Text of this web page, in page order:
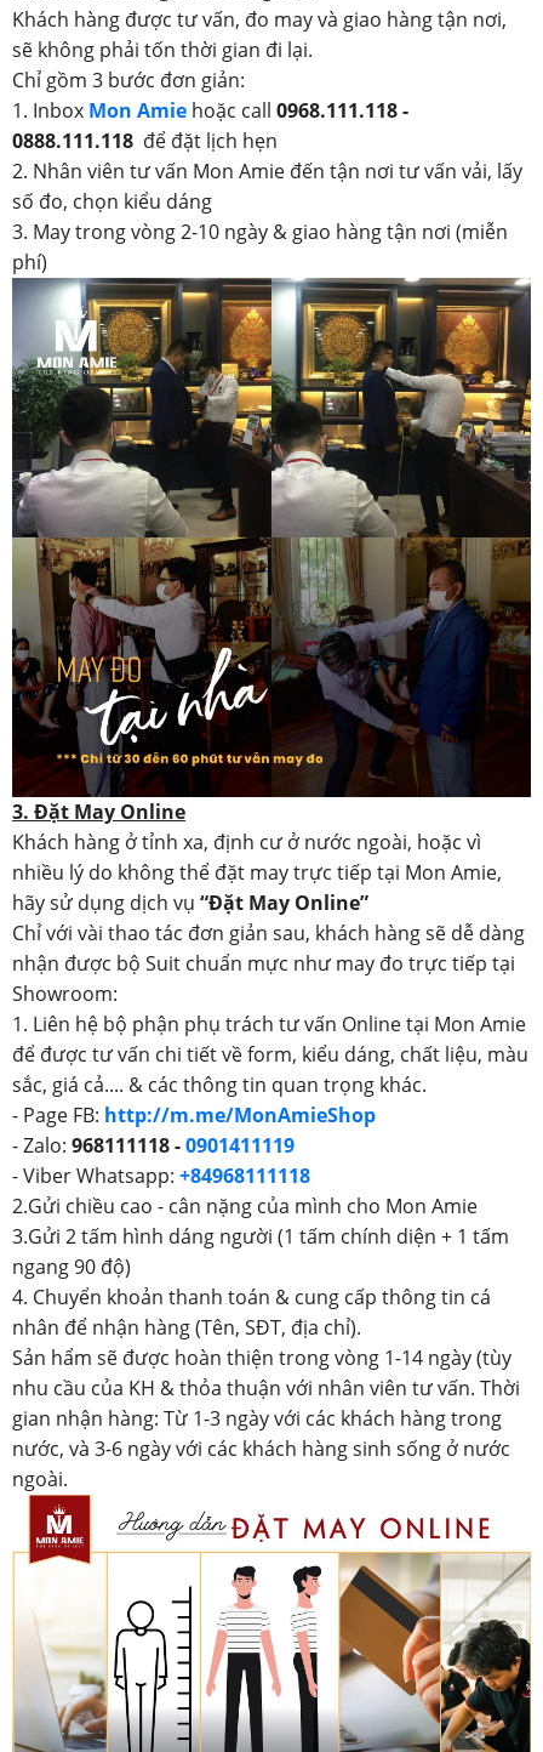
Khách hàng được tư vấn, đo may và giao hàng tận nơi,
sẽ không phải tốn thời gian đi lại.
Chỉ gồm 3 bước đơn giản:
1. Inbox Mon Amie hoặc call 0968.111.118 -
0888.111.118 để đặt lịch hẹn
2. Nhân viên tư vấn Mon Amie đến tận nơi tư vấn vải, lấy
số đo, chọn kiểu dáng
3. May trong vòng 2-10 ngày & giao hàng tận nơi (miễn
phí)
3. Đặt May Online
Khách hàng ở tỉnh xa, định cư ở nước ngoài, hoặc vì
nhiều lý do không thể đặt may trực tiếp tại Mon Amie,
hãy sử dụng dịch vụ “Đặt May Online”
Chỉ với vài thao tác đơn giản sau, khách hàng sẽ dễ dàng
nhận được bộ Suit chuẩn mực như may đo trực tiếp tại
Showroom:
1. Liên hệ bộ phận phụ trách tư vấn Online tại Mon Amie
để được tư vấn chi tiết về form, kiểu dáng, chất liệu, màu
sắc, giá cả.... & các thông tin quan trọng khác.
- Page FB: http://m.me/MonAmieShop
- Zalo: 968111118 -0901411119
- Viber Whatsapp: +84968111118
2.Gửi chiều cao - cân nặng của mình cho Mon Amie
3.Gửi 2 tấm hình dáng người (1 tấm chính diện + 1 tấm
ngang 90 độ)
4. Chuyển khoản thanh toán & cung cấp thông tin cá
nhân để nhận hàng (Tên, SĐT, địa chỉ).
Sản hẩm sẽ được hoàn thiện trong vòng 1-14 ngày (tùy
nhu cầu của KH & thỏa thuận với nhân viên tư vấn. Thời
gian nhận hàng: Từ 1-3 ngày với các khách hàng trong
nước, và 3-6 ngày với các khách hàng sinh sống ở nước
ngoài.